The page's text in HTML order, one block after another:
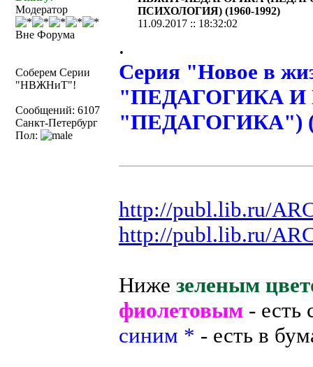
Модератор
Вне Форума
Соберем Серии
"НВЖНиТ"!
Сообщений: 6107
Санкт-Петербург
Пол:
ПСИХОЛОГИЯ) (1960-1992)
11.09.2017 :: 18:32:02
.
Серия "Новое в
"ПЕДАГОГИКА И
"ПЕДАГОГИКА")
http://publ.lib.ru/
http://publ.lib.ru/
Ниже зеленым
фиолетовым - есть
синим * - есть в